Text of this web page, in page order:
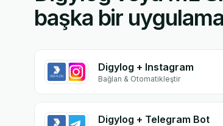
başka bir
Digylog + Instagram
Bağlan & Otomatikleştir
Digylog + Telegram Bot